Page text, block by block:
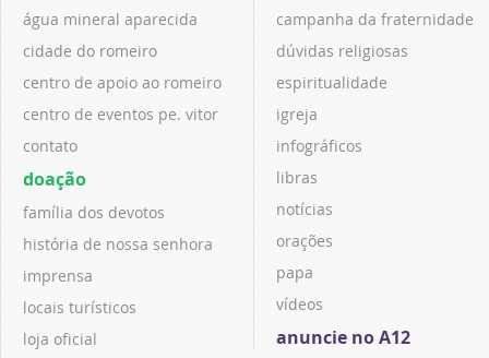
água mineral aparecida
cidade do romeiro
centro de apoio ao romeiro
centro de eventos pe. vitor
contato
doação
família dos devotos
história de nossa senhora
imprensa
locais turísticos
loja oficial
campanha da fraternidade
dúvidas religiosas
espiritualidade
igreja
infográficos
libras
notícias
orações
papa
vídeos
anuncie no A12